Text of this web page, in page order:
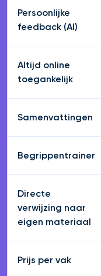
Persoonlijke
feedback (AI)
Altijd online
toegankelijk
Samenvattingen
Begrippentrainer
Directe
verwijzing naar
eigen materiaal
Prijs per vak